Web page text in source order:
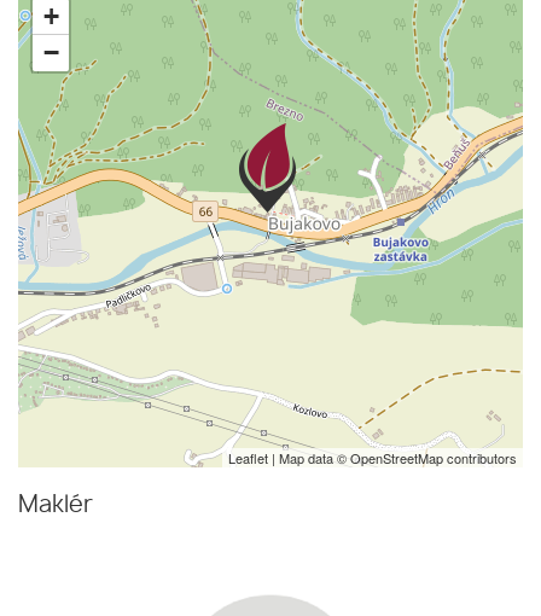
+
−
Leaflet | Map data ©OpenStreetMapcontributors
Maklér